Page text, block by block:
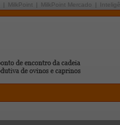
MilkPoint MilkPoint Mercado